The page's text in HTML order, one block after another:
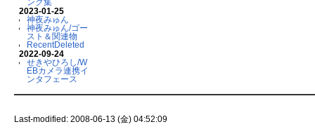
ンク集
2023-01-25
神夜みゅん
神夜みゅん/ゴー
スト＆関連物
RecentDeleted
2022-09-24
せきやひろし/W
EBカメラ連携イ
ンタフェース
Last-modified: 2008-06-13 (金) 04:52:09